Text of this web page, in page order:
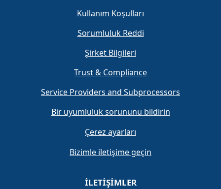
Kullanım Koşulları
Sorumluluk Reddi
Şirket Bilgileri
Trust & Compliance
Service Providers and Subprocessors
Bir uyumluluk sorununu bildirin
Çerez ayarları
Bizimle iletişime geçin
İLETIŞIMLER